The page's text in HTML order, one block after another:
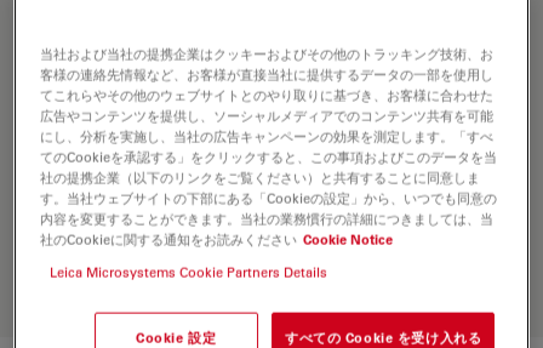
神経細胞（GFP、緑）とミクログリア（YFP、黄）に遺伝子
タグを付け、アストロサイトをスルフォダミンで標識し
（青）、尾静脈にAlexa680-Dextranを注入して血管を染色
した（赤）生きたマウスの大脳皮質。 観察サイズ約250 x
250 x 250 µm。 サンプル提供： LMF （ドイツ、DZNE
当社および当社の提携企業はクッキーおよびその他のトラッキング技術、お
客様の連絡先情報など、お客様が直接当社に提供するデータの一部を使用し
てこれらやその他のウェブサイトとのやり取りに基づき、お客様に合わせた
広告やコンテンツを提供し、ソーシャルメディアでのコンテンツ共有を可能
にし、分析を実施し、当社の広告キャンペーンの効果を測定します。「すべ
てのCookieを承認する」をクリックすると、この事項およびこのデータを当
社の提携企業（以下のリンクをご覧ください）と共有することに同意しま
す。当社ウェブサイトの下部にある「Cookieの設定」から、いつでも同意の
内容を変更することができます。当社の業務慣行の詳細につきましては、当
社のCookieに関する通知をお読みください Cookie Notice
Leica Microsystems Cookie Partners Details
Cookie 設定 すべての Cookie を受け入れる